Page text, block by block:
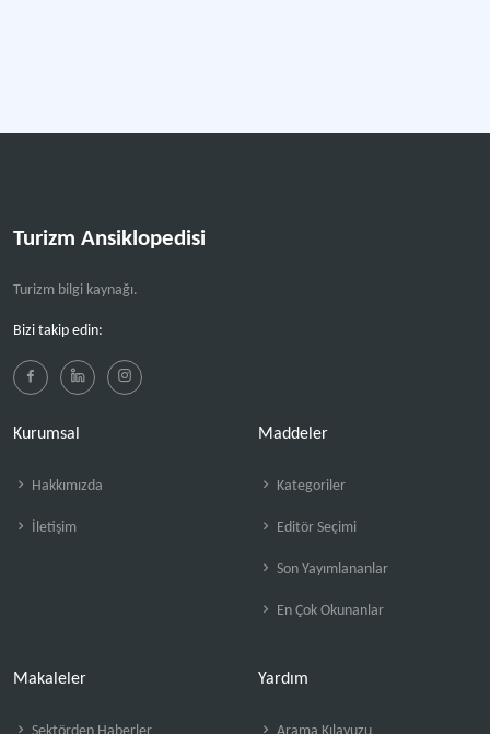
Turizm Ansiklopedisi
Turizm bilgi kaynağı.
Bizi takip edin:
Kurumsal
Hakkımızda
İletişim
Maddeler
Kategoriler
Editör Seçimi
Son Yayımlananlar
En Çok Okunanlar
Makaleler Yardım